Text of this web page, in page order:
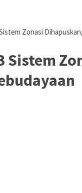
Zonasi
Sistem